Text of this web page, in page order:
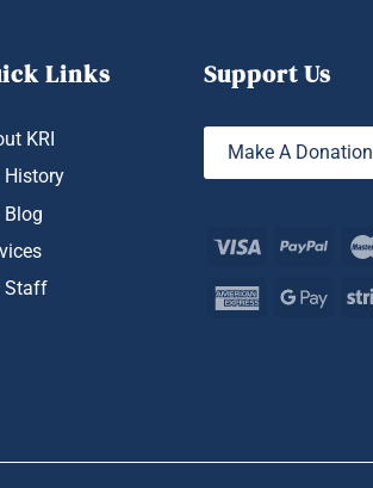
Links
KRI
History
Blog
Staff
Support Us
Make A Donation